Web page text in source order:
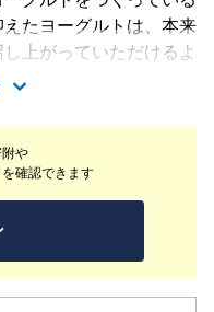
や
確認できます
たヨーグルトは、本来
上がっていただけるよ
を引くようなトロみと
から大人まで好評を頂
って異なりますが、約
るヨーグルトがご提
での食事が可能です。
送のヨーグルトですの
しております。ご来店